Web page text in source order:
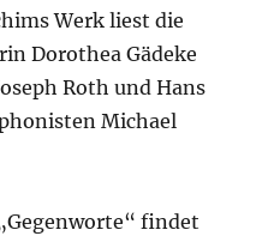
Werk liest die
Dorothea Gädeke
Roth und Hans
Michael
findet